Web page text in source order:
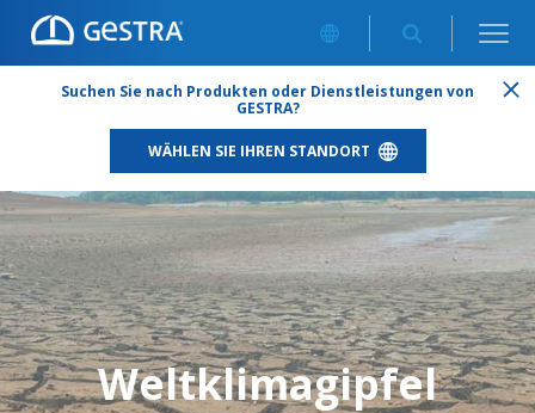
Suchen Sie nach Produkten oder Dienstleistungen von
GESTRA?
WÄHLEN SIE IHREN STANDORT
Weltklimagipfel